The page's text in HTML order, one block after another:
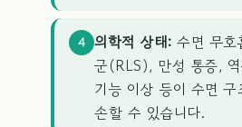
4 의학적 상태: 수면 무호
군(RLS), 만성 통증,
기능 이상 등이 수면 구
손할 수 있습니다.